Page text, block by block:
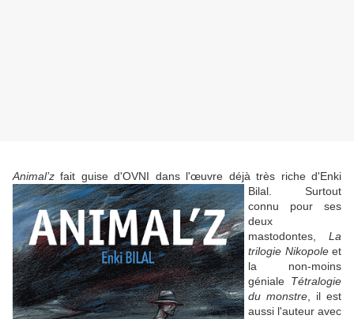
Animal’z fait guise d'OVNI dans l'œuvre déjà très riche d'Enki
Bilal. Surtout
connu pour ses
deux
mastodontes, La
trilogie Nikopoleet
la non-moins
géniale Tétralogie
du monstre , il est
aussi l'auteur avec